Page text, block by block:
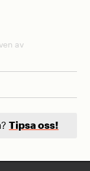
av
Tipsa oss!